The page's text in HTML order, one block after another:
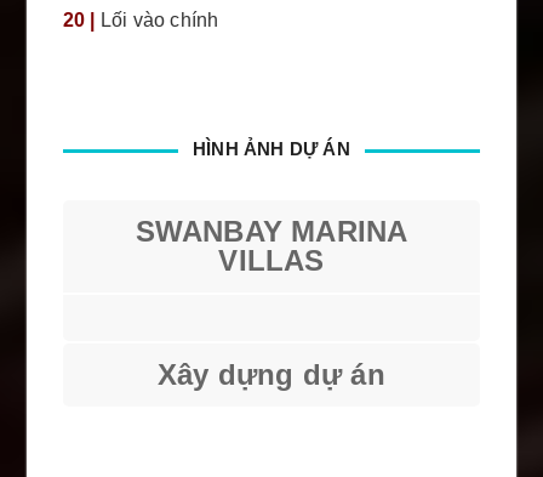
20 |
Lối vào chính
HÌNH ẢNH DỰ ÁN
SWANBAY MARINA
VILLAS
Xây dựng dự án